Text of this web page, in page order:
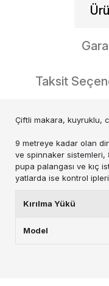
Taksit
Çiftli makara, kuyruklu,
9 metreye kadar olan
ve spinnaker sistemleri,
pupa palangası ve kıç
yatlarda ise kontrol
Kırılma Yükü
Model